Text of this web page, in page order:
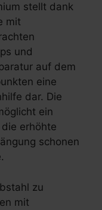
stellt dank
mit
und
auf dem
eine
dar. Die
ein
erhöhte
schonen
zu
mit